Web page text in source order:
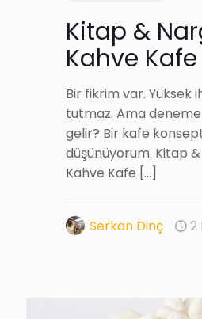
Kitap &
Kahve Kafe
Bir fikrim var. Yüksek
tutmaz. Ama
gelir? Bir kafe
düşünüyorum. Kitap
Kahve Kafe […]
Serkan Dinç 2